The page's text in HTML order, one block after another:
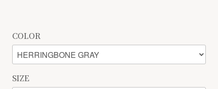
COLOR
SIZE